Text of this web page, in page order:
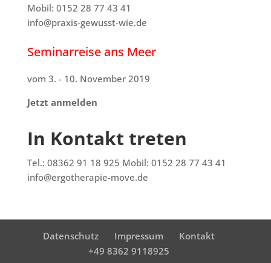
Mobil: 0152 28 77 43 41
info@praxis-gewusst-wie.de
Seminarreise ans Meer
vom 3. - 10. November 2019
Jetzt anmelden
In Kontakt treten
Tel.: 08362 91 18 925 Mobil: 0152 28 77 43 41
info@ergotherapie-move.de
Datenschutz Impressum
Kontakt
+49 8362 9118925